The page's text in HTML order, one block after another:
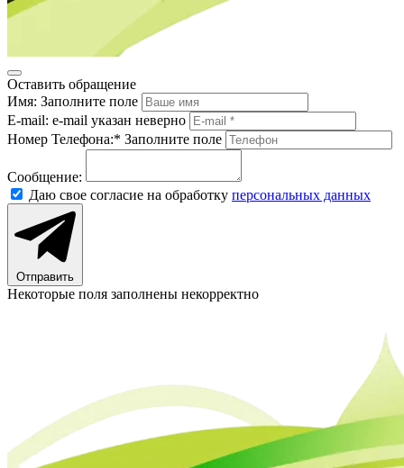
Оставить обращение
Имя: Заполните поле
E-mail: e-mail указан неверно
Номер Телефона:* Заполните поле
Сообщение:
Даю свое согласие на обработку персональных данных
Отправить
Некоторые поля заполнены некорректно